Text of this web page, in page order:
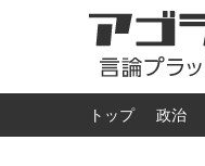
トップ 政治